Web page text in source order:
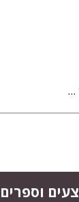
איטליה - כתב עת לחקר תולדותיהם, תרבותם וספרותם של יהודי איטליה. כינוסים, סדרת מוספים